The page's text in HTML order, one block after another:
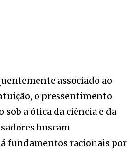
associado ao
o pressentimento
sob a ótica da ciência e da
buscam
fundamentos racionais por